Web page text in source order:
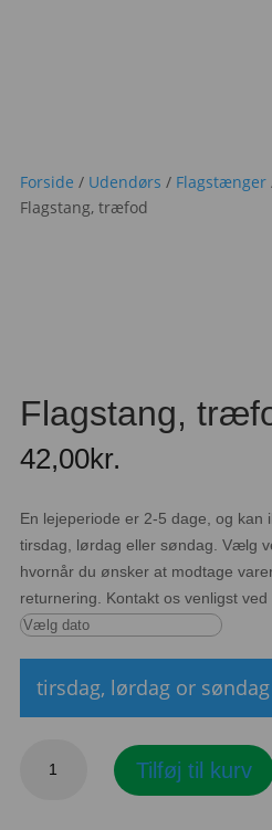
Forside / Udendørs / Flagstænger
Flagstang, træfod
Flagstang,
42,00kr.
En lejeperiode er 2-5 dage, og kan
tirsdag, lørdag eller søndag. Vælg
hvornår du ønsker at modtage
returnering. Kontakt os venligst
tirsdag, lørdag or
træfod
Tilføj til kurv